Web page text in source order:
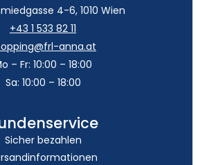
4-6, 1010 Wien
+43 1 533 82 11
anna.at
– Fr: 10:00 – 18:00
Sa: 10:00 – 18:00
Sicher bezahlen